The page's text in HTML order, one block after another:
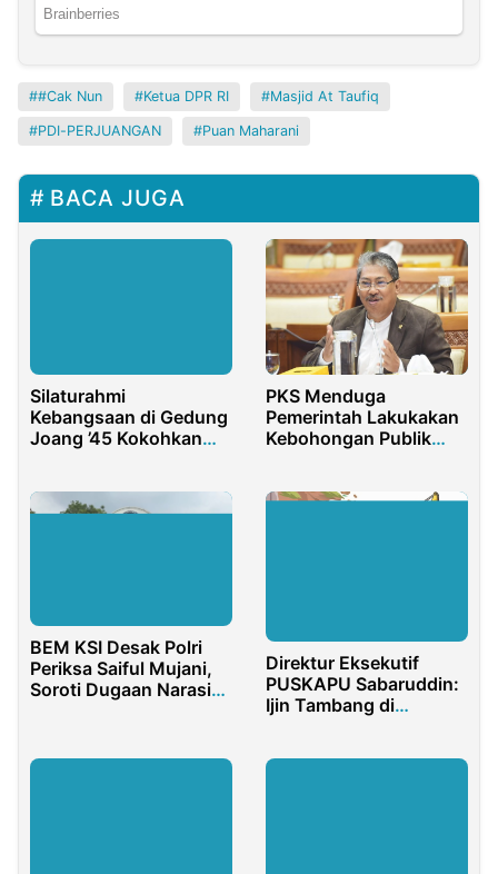
#Cak Nun Ketua DPR RI Masjid At Taufiq
PDI-PERJUANGAN Puan Maharani
BACA JUGA
Silaturahmi
Kebangsaan di Gedung
Joang ’45 Kokohkan
PKS Menduga
Pemerintah Lakukakan
Kebohongan Publik
BEM KSI Desak Polri
Periksa Saiful Mujani,
Soroti Dugaan Narasi
Direktur Eksekutif
PUSKAPU Sabaruddin:
Ijin Tambang di
Maladministrasi